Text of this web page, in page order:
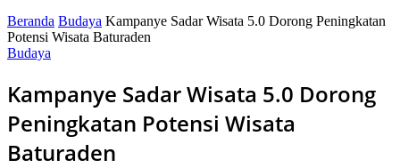
Beranda Budaya Kampanye Sadar Wisata 5.0 Dorong Peningkatan
Potensi Wisata Baturaden
Budaya
Kampanye Sadar Wisata 5.0 Dorong
Peningkatan Potensi Wisata
Baturaden